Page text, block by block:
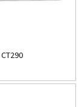
CT290